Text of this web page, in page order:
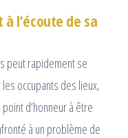
l’écoute de sa
peut rapidement se
occupants des lieux,
point d’honneur à être
à un problème de